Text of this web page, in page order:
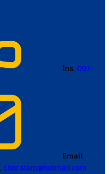
โทร. 097-
Email:
,chor.siam@hotmail.com